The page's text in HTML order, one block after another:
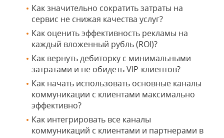
Как значительно сократить затраты на
сервис не снижая качества услуг?
Как оценить эффективность рекламы на
каждый вложенный рубль (ROI)?
Как вернуть дебиторку с минимальными
затратами и не обидеть VIP-клиентов?
Как начать использовать основные каналы
коммуникации с клиентами максимально
эффективно?
Как интегрировать все каналы
коммуникаций с клиентами и партнерами в